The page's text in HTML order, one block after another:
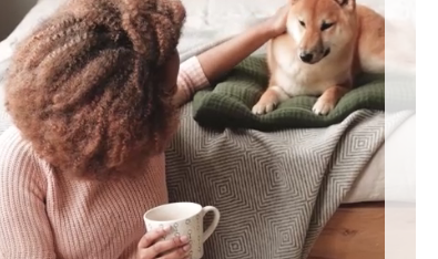
Ferienhäuser: Für den perfekten Urlaub mit